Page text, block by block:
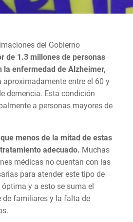
del Gobierno
de 1.3 millones de personas
la enfermedad de Alzheimer,
aproximadamente entre el 60 y
demencia. Esta condición
a personas mayores de
menos de la mitad de estas
adecuado. Muchas
médicas no cuentan con las
para atender este tipo de
y a esto se suma el
de familiares y la falta de